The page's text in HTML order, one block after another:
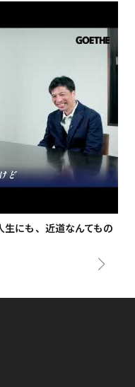
生にも、近道なんてもの